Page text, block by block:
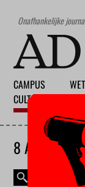
Onafhankelijke
CAMPUS
CULTUUR
8